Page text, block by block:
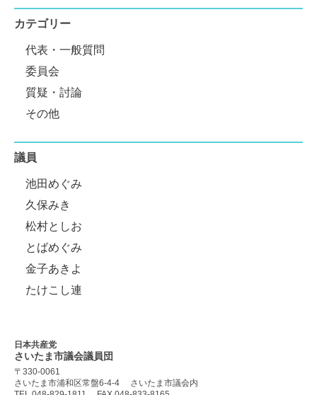
カテゴリー
代表・一般質問
委員会
質疑・討論
その他
議員
池田めぐみ
久保みき
松村としお
とばめぐみ
金子あきよ
たけこし連
日本共産党
さいたま市議会議員団
〒330-0061
さいたま市浦和区常盤6-4-4
さいたま市議会内